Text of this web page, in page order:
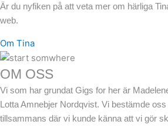
Är du nyfiken på att veta mer om härliga
web.
Om Tina
OM OSS
Vi som har grundat Gigs for her är
Lotta Amnebjer Nordqvist. Vi bestämde
tillsammans där vi kunde känna att vi gör